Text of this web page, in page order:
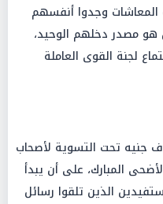
المعاشات وجدوا أنفسهم
مصدر دخلهم الوحيد،
لجنة القوى العاملة
إلى صدور قرار بصرف 10 آلاف جنيه تحت التسوية لأصحاب
المبارك، على أن يبدأ
اليوم 24 مايو للمستفيدين الذين تلقوا رسائل